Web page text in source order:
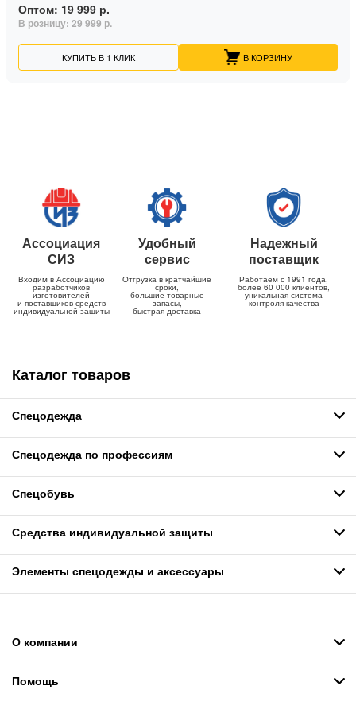
Оптом: 19 999 р.
В розницу: 29 999 р.
КУПИТЬ В 1 КЛИК В КОРЗИНУ
Ассоциация
СИЗ
Входим в Ассоциацию
разработчиков
изготовителей
и поставщиков средств
индивидуальной защиты
Удобный
сервис
Отгрузка в кратчайшие
сроки,
большие товарные
запасы,
быстрая доставка
Надежный
поставщик
Работаем с 1991 года,
более 60 000 клиентов,
уникальная система
контроля качества
Каталог товаров
Спецодежда
Спецодежда по профессиям
Спецобувь
Средства индивидуальной защиты
Элементы спецодежды и аксессуары
О компании
Помощь